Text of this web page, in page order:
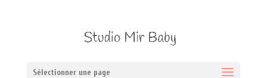
Sélectionner une page